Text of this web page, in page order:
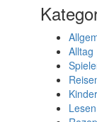
Alltag
Lesen